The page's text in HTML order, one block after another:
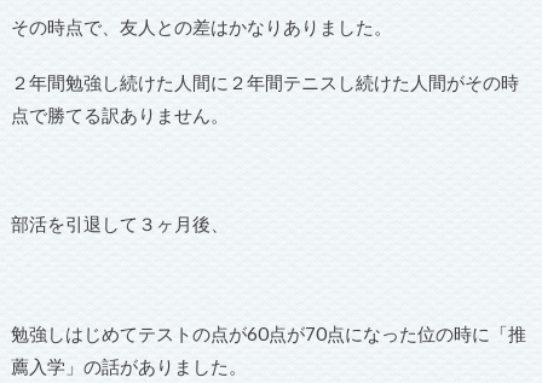
その時点で、友人との差はかなりありました。
２年間勉強し続けた人間に２年間テニスし続けた人間がその時
点で勝てる訳ありません。
部活を引退して３ヶ月後、
勉強しはじめてテストの点が60点が70点になった位の時に「推
薦入学」の話がありました。